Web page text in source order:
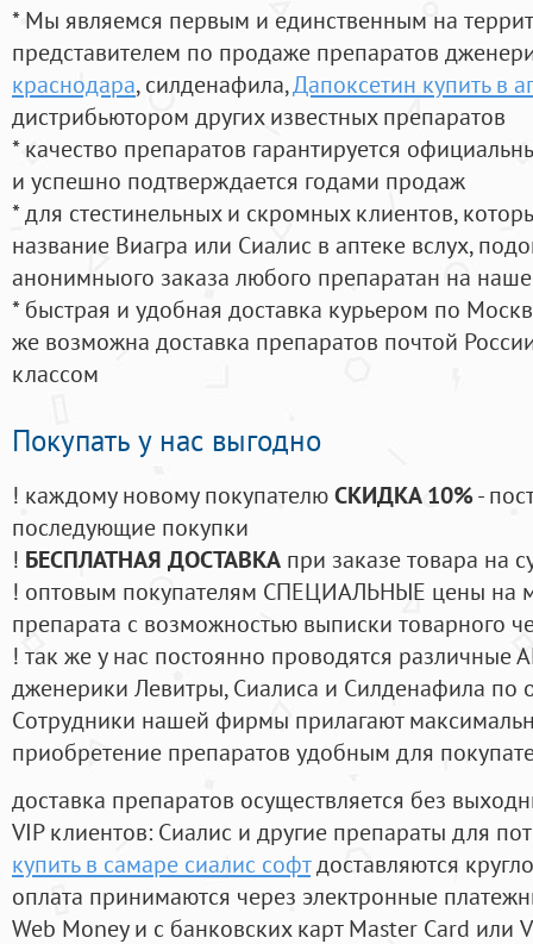
* Мы являемся первым и единственным на
представителем по продаже препаратов
краснодара, силденафила,Дапоксетин купить в
дистрибьютором других известных препаратов
* качество препаратов гарантируется
и успешно подтверждается годами продаж
* для стестинельных и скромных клиентов,
название Виагра или Сиалис в аптеке вслух,
анонимныого заказа любого препаратан на
* быстрая и удобная доставка курьером по
же возможна доставка препаратов почтой
классом
Покупать у нас выгодно
! каждому новому покупателюСКИДКА 10%-
последующие покупки
! БЕСПЛАТНАЯ ДОСТАВКА при заказе товара на
! оптовым покупателям СПЕЦИАЛЬНЫЕ цены на
препарата с возможностью выписки товарного
! так же у нас постоянно проводятся
дженерики Левитры, Сиалиса и Силденафила по
Cотрудники нашей фирмы прилагают
приобретение препаратов удобным для
доставка препаратов осуществляется без
VIP клиентов: Сиалис и другие препараты для
купить в самаре сиалис софтдоставляются
оплата принимаются через электронные
Web Money и с банковских карт Master Card или